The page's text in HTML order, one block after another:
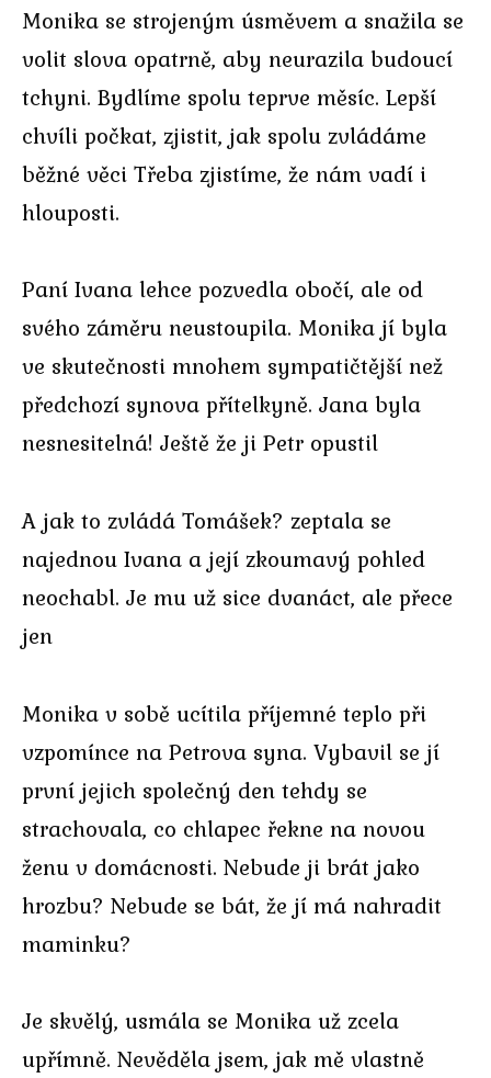
Monika se strojeným úsměvem a snažila se
volit slova opatrně, aby neurazila budoucí
tchyni. Bydlíme spolu teprve měsíc. Lepší
chvíli počkat, zjistit, jak spolu zvládáme
běžné věci Třeba zjistíme, že nám vadí i
hlouposti.
Paní Ivana lehce pozvedla obočí, ale od
svého záměru neustoupila. Monika jí byla
ve skutečnosti mnohem sympatičtější než
předchozí synova přítelkyně. Jana byla
nesnesitelná! Ještě že ji Petr opustil
A jak to zvládá Tomášek? zeptala se
najednou Ivana a její zkoumavý pohled
neochabl. Je mu už sice dvanáct, ale přece
jen
Monika v sobě ucítila příjemné teplo při
vzpomínce na Petrova syna. Vybavil se jí
první jejich společný den tehdy se
strachovala, co chlapec řekne na novou
ženu v domácnosti. Nebude ji brát jako
hrozbu? Nebude se bát, že jí má nahradit
maminku?
Je skvělý, usmála se Monika už zcela
upřímně. Nevěděla jsem, jak mě vlastně